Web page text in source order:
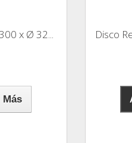
x Ø 32...
Más
Disco